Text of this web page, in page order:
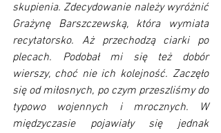
skupienia. Zdecydowanie należy wyróżnić
Grażynę Barszczewską, która wymiata
recytatorsko. Aż przechodzą ciarki po
plecach. Podobał mi się też dobór
wierszy, choć nie ich kolejność. Zaczęło
się od miłosnych, po czym przeszliśmy do
typowo wojennych i mrocznych. W
międzyczasie pojawiały się jednak